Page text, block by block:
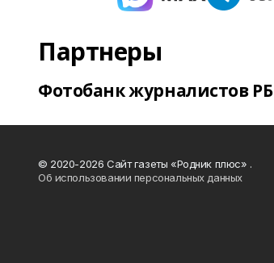
Партнеры
Фотобанк журналистов РБ
© 2020-2026 Сайт газеты «Родник плюс» .
Об использовании персональных данных